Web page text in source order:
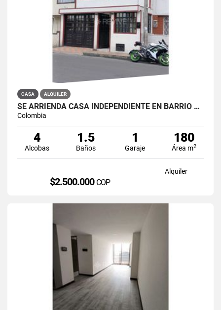
CASA ALQUILER
SE ARRIENDA CASA INDEPENDIENTE EN BARRIO QUIROGA SUR
Colombia
4
Alcobas
1.5
Baños
1
Garaje
180
Área m2
Alquiler
$2.500.000 COP